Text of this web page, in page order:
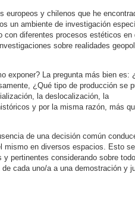
europeos y chilenos que he
un ambiente de investigación
diferentes procesos estéticos en
sobre realidades
exponer? La pregunta más bien es:
¿Qué tipo de producción se
la deslocalización, la
y por la misma razón, más
de una decisión común
mismo en diversos espacios. Esto se
pertinentes considerando sobre
cada uno/a a una demostración y